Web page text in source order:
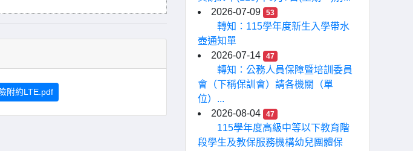
附約LTE.pdf
2026-07-09
53
轉知：115學年度新生入學帶水
壺通知單
2026-07-14
47
轉知：公務人員保障暨培訓委員
會（下稱保訓會）請各機關（單
位）...
2026-08-04
47
115學年度高級中等以下教育階
段學生及教保服務機構幼兒團體保